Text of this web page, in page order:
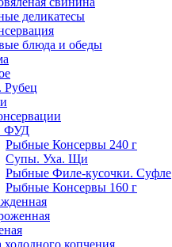
деликатесы
блюда и обеды
ФУД
Рыбные Консервы 240 г
Супы. Уха. Щи
Рыбные Филе-кусочки. Суфле
Рыбные Консервы 160 г
холодного копчения